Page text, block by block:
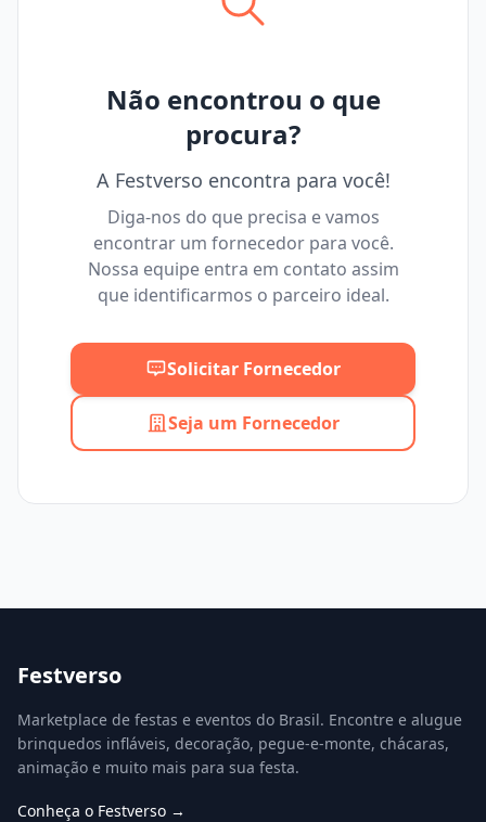
Máximo
Não encontrou o que
procura?
A Festverso encontra para você!
Diga-nos do que precisa e vamos
encontrar um fornecedor para você.
Nossa equipe entra em contato assim
que identificarmos o parceiro ideal.
Solicitar Fornecedor
Seja um Fornecedor
Festverso
Marketplace de festas e eventos do Brasil. Encontre e alugue
brinquedos infláveis, decoração, pegue-e-monte, chácaras,
animação e muito mais para sua festa.
Conheça o Festverso →